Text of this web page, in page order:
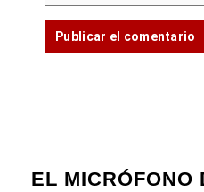
EL MICRÓFONO